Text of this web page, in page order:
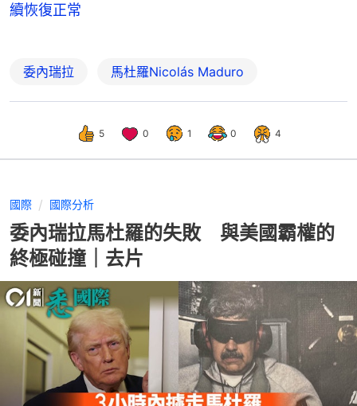
續恢復正常
委內瑞拉 馬杜羅Nicolás Maduro
5 0 1 0 4
國際 國際分析
委內瑞拉馬杜羅的失敗 與美國霸權的
終極碰撞｜去片